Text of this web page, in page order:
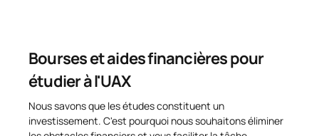
Bourses et aides financières pour
étudier à l'UAX
Nous savons que les études constituent un
investissement. C'est pourquoi nous souhaitons éliminer